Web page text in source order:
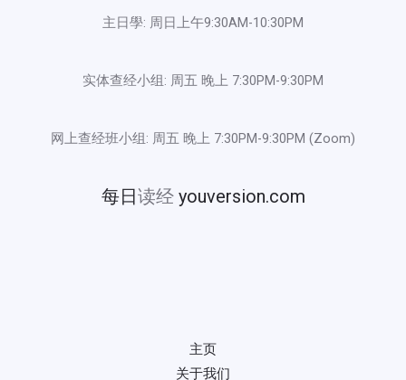
主日學: 周日上午9:30AM-10:30PM
实体查经小组: 周五 晚上 7:30PM-9:30PM
网上查经班小组: 周五 晚上 7:30PM-9:30PM (Zoom)
每日读经 youversion.com
主页
关于我们